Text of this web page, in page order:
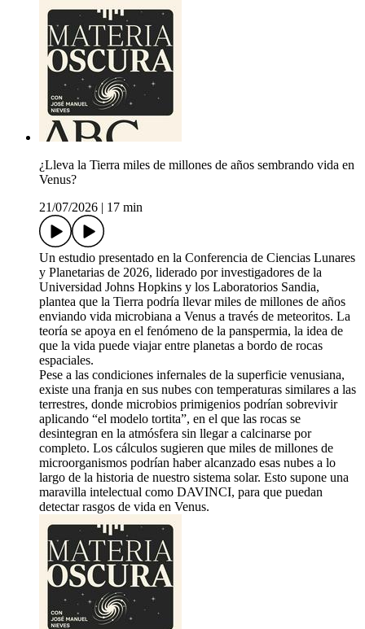
¿Lleva la Tierra miles de millones de años sembrando vida en
Venus?
21/07/2026
17 min
Un estudio presentado en la Conferencia de Ciencias Lunares
y Planetarias de 2026, liderado por investigadores de la
Universidad Johns Hopkins y los Laboratorios Sandia,
plantea que la Tierra podría llevar miles de millones de años
enviando vida microbiana a Venus a través de meteoritos. La
teoría se apoya en el fenómeno de la panspermia, la idea de
que la vida puede viajar entre planetas a bordo de rocas
espaciales.
Pese a las condiciones infernales de la superficie venusiana,
existe una franja en sus nubes con temperaturas similares a las
terrestres, donde microbios primigenios podrían sobrevivir
aplicando “el modelo tortita”, en el que las rocas se
desintegran en la atmósfera sin llegar a calcinarse por
completo. Los cálculos sugieren que miles de millones de
microorganismos podrían haber alcanzado esas nubes a lo
largo de la historia de nuestro sistema solar. Esto supone una
maravilla intelectual como DAVINCI, para que puedan
detectar rasgos de vida en Venus.